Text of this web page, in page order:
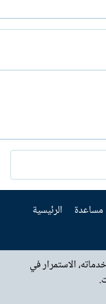
مساعدة الرئيسية
الاستمرار في